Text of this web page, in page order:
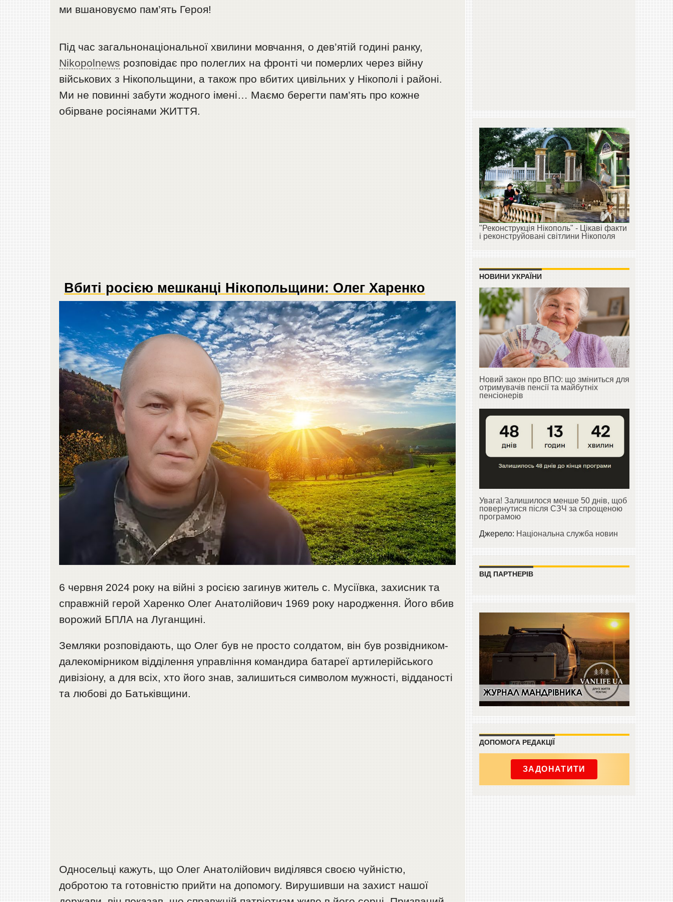
ми вшановуємо пам’ять Героя!
Під час загальнонаціональної хвилини мовчання, о дев’ятій годині ранку,
Nikopolnews розповідає про полеглих на фронті чи померлих через війну
військових з Нікопольщини, а також про вбитих цивільних у Нікополі і районі.
Ми не повинні забути жодного імені… Маємо берегти пам’ять про кожне
обірване росіянами ЖИТТЯ.
Вбиті росією мешканці Нікопольщини: Олег Харенко
6 червня 2024 року на війні з росією загинув житель с. Мусіївка, захисник та
справжній герой Харенко Олег Анатолійович 1969 року народження. Його вбив
ворожий БПЛА на Луганщині.
Земляки розповідають, що Олег був не просто солдатом, він був розвідником-
далекомірником відділення управління командира батареї артилерійського
дивізіону, а для всіх, хто його знав, залишиться символом мужності, відданості
та любові до Батьківщини.
Односельці кажуть, що Олег Анатолійович виділявся своєю чуйністю,
добротою та готовністю прийти на допомогу. Вирушивши на захист нашої
"Реконструкція Нікополь" - Цікаві факти
і реконструйовані світлини Нікополя
НОВИНИ УКРАЇНИ
Новий закон про ВПО: що зміниться для
отримувачів пенсії та майбутніх
пенсіонерів
Увага! Залишилося менше 50 днів, щоб
повернутися після СЗЧ за спрощеною
програмою
Джерело:Національна служба новин
ВІД ПАРТНЕРІВ
ДОПОМОГА РЕДАКЦІЇ
ЗАДОНАТИТИ